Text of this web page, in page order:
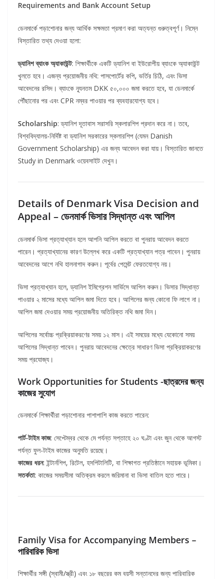
Requirements and Bank Account Setup
ডেনমার্কে পড়াশোনার জন্য আর্থিক সক্ষমতা প্রমাণ করা অত্যন্ত গুরুত্বপূর্ণ। নিম্নে
বিস্তারিত তথ্য দেওয়া হলো:
ড্যানিশ ব্যাংক অ্যাকাউন্ট: শিক্ষার্থীকে একটি ড্যানিশ বা ইউরোপীয় ব্যাংকে অ্যাকাউন্ট
খুলতে হবে। এজন্য প্রয়োজনীয় নথি: পাসপোর্টের কপি, ভর্তির চিঠি, এবং ভিসা
আবেদনের রসিদ। ব্যাংকে ন্যূনতম DKK ৫০,০০০ জমা করতে হবে, যা ডেনমার্কে
পৌঁছানোর পর এবং CPR নম্বর পাওয়ার পর ব্যবহারযোগ্য হবে।
Scholarship: ড্যানিশ দূতাবাস সরাসরি স্কলারশিপ প্রদান করে না। তবে,
বিশ্ববিদ্যালয়-নির্দিষ্ট বা ড্যানিশ সরকারের স্কলারশিপ (যেমন Danish
Government Scholarship) এর জন্য আবেদন করা যায়। বিস্তারিত জানতে
Study in Denmark ওয়েবসাইট দেখুন।
Details of Denmark Visa Decision and
Appeal – ডেনমার্কভিসারসিদ্ধান্তএবংআপিল
ডেনমার্ক ভিসা প্রত্যাখ্যান হলে আপনি আপিল করতে বা পুনরায় আবেদন করতে
পারেন। প্রত্যাখ্যানের কারণ উল্লেখ করে একটি প্রত্যাখ্যান পত্র পাবেন। পুনরায়
আবেদনের আগে নথি হালনাগাদ করুন। পূর্বের পেমেন্ট ফেরতযোগ্য নয়।
ভিসা প্রত্যাখ্যান হলে, ড্যানিশ ইমিগ্রেশন সার্ভিসে আপিল করুন। ভিসার সিদ্ধান্ত
পাওয়ার ২ মাসের মধ্যে আপিল জমা দিতে হবে। আপিলের জন্য কোনো ফি লাগে না।
আপিল জমা দেওয়ার সময় প্রয়োজনীয় অতিরিক্ত নথি জমা দিন।
আপিলের সর্বোচ্চ প্রক্রিয়াকরণের সময় ১২ মাস। এই সময়ের মধ্যে যেকোনো সময়
আপিলের সিদ্ধান্ত পাবেন। পুনরায় আবেদনের ক্ষেত্রে সাধারণ ভিসা প্রক্রিয়াকরণের
সময় প্রযোজ্য।
Work Opportunities for Students -ছাত্রদের জন্য
কাজের সুযোগ
ডেনমার্কে শিক্ষার্থীরা পড়াশোনার পাশাপাশি কাজ করতে পারেন:
পার্ট-টাইম কাজ: সেপ্টেম্বর থেকে মে পর্যন্ত সপ্তাহে ২০ ঘণ্টা এবং জুন থেকে আগস্ট
পর্যন্ত ফুল-টাইম কাজের অনুমতি রয়েছে।
কাজের ধরন: ইন্টার্নশিপ, রিটেল, হসপিটালিটি, বা শিক্ষাগত প্রতিষ্ঠানে সহায়ক ভূমিকা।
সতর্কতা: কাজের সময়সীমা অতিক্রম করলে জরিমানা বা ভিসা বাতিল হতে পারে।
Family Visa for Accompanying Members –
পারিবারিক ভিসা
শিক্ষার্থীর সঙ্গী (স্বামী/স্ত্রী) এবং ১৮ বছরের কম বয়সী সন্তানদের জন্য পারিবারিক